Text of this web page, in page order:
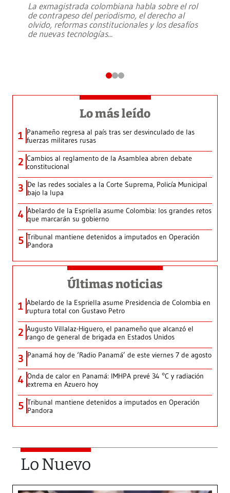
La exmagistrada colombiana habla sobre el rol
de contrapeso del periodismo, el derecho al
olvido, reformas constitucionales y los desafíos
de nuevas tecnologías...
Lo más leído
1 Panameño regresa al país tras ser desvinculado de las
fuerzas militares rusas
2 Cambios al reglamento de la Asamblea abren debate
constitucional
3 De las redes sociales a la Corte Suprema, Policía Municipal
bajo la lupa
4 Abelardo de la Espriella asume Colombia: los grandes retos
que marcarán su gobierno
5 Tribunal mantiene detenidos a imputados en Operación
Pandora
Últimas noticias
1 Abelardo de la Espriella asume Presidencia de Colombia en
ruptura total con Gustavo Petro
2 Augusto Villalaz-Higuero, el panameño que alcanzó el
rango de general de brigada en Estados Unidos
3 Panamá hoy de ‘Radio Panamá’ de este viernes 7 de agosto
4 Onda de calor en Panamá: IMHPA prevé 34 °C y radiación
extrema en Azuero hoy
5 Tribunal mantiene detenidos a imputados en Operación
Pandora
Lo Nuevo